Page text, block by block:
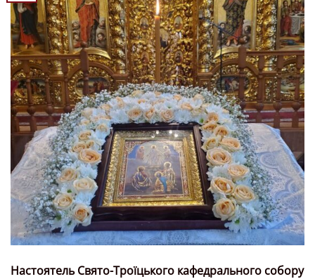
Настоятель Свято-Троїцького кафедрального собору